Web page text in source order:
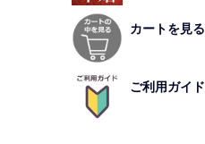
カートを見る
ご利用ガイド